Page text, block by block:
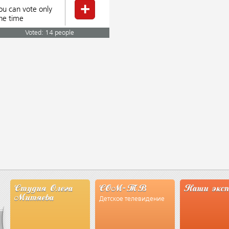
can vote only
time
Voted: 14 people
Олега
СОМ-ТВ
Детское телевидение
Наши эксперты